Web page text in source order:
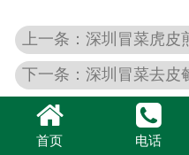
上一条：深圳冒菜虎皮
下一条：深圳冒菜去皮
首页 电话